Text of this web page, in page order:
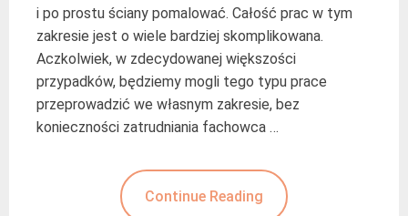
i po prostu ściany pomalować. Całość prac w tym
zakresie jest o wiele bardziej skomplikowana.
Aczkolwiek, w zdecydowanej większości
przypadków, będziemy mogli tego typu prace
przeprowadzić we własnym zakresie, bez
konieczności zatrudniania fachowca …
Continue Reading